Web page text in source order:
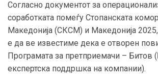
Согласно документот за
соработката помеѓу Стопанската
Македонија (СКСМ) и Македонија
е да ве известиме дека е отворен
Програмата за претприемачи – Битов
експертска поддршка на компании).